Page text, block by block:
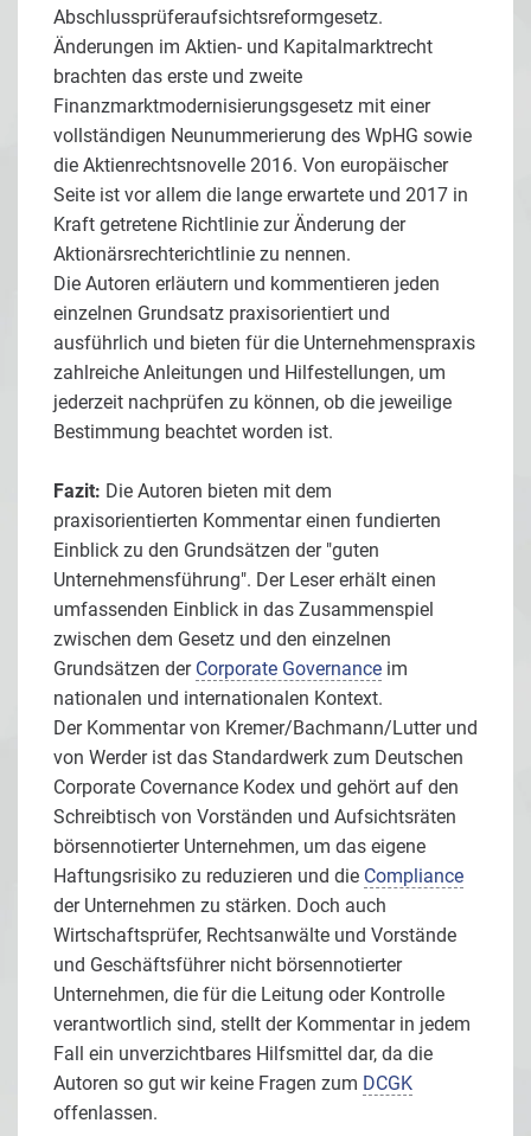
Abschlussprüferaufsichtsreformgesetz.
Änderungen im Aktien- und Kapitalmarktrecht
brachten das erste und zweite
Finanzmarktmodernisierungsgesetz mit einer
vollständigen Neunummerierung des WpHG sowie
die Aktienrechtsnovelle 2016. Von europäischer
Seite ist vor allem die lange erwartete und 2017 in
Kraft getretene Richtlinie zur Änderung der
Aktionärsrechterichtlinie zu nennen.
Die Autoren erläutern und kommentieren jeden
einzelnen Grundsatz praxisorientiert und
ausführlich und bieten für die Unternehmenspraxis
zahlreiche Anleitungen und Hilfestellungen, um
jederzeit nachprüfen zu können, ob die jeweilige
Bestimmung beachtet worden ist.
Fazit: Die Autoren bieten mit dem
praxisorientierten Kommentar einen fundierten
Einblick zu den Grundsätzen der "guten
Unternehmensführung". Der Leser erhält einen
umfassenden Einblick in das Zusammenspiel
zwischen dem Gesetz und den einzelnen
Grundsätzen der Corporate Governance im
nationalen und internationalen Kontext.
Der Kommentar von Kremer/Bachmann/Lutter und
von Werder ist das Standardwerk zum Deutschen
Corporate Covernance Kodex und gehört auf den
Schreibtisch von Vorständen und Aufsichtsräten
börsennotierter Unternehmen, um das eigene
Haftungsrisiko zu reduzieren und die Compliance
der Unternehmen zu stärken. Doch auch
Wirtschaftsprüfer, Rechtsanwälte und Vorstände
und Geschäftsführer nicht börsennotierter
Unternehmen, die für die Leitung oder Kontrolle
verantwortlich sind, stellt der Kommentar in jedem
Fall ein unverzichtbares Hilfsmittel dar, da die
Autoren so gut wir keine Fragen zum DCGK
offenlassen.